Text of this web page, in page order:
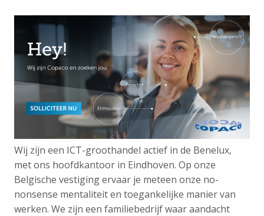
Wij zijn een ICT-groothandel actief in de Benelux,
met ons hoofdkantoor in Eindhoven. Op onze
Belgische vestiging ervaar je meteen onze no-
nonsense mentaliteit en toegankelijke manier van
werken. We zijn een familiebedrijf waar aandacht